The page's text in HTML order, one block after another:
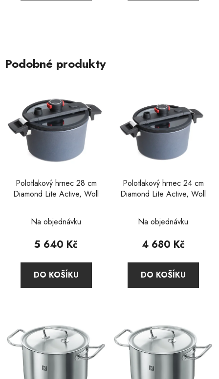
Podobné produkty
Polotlakový hrnec 28 cm
Diamond Lite Active, Woll
hodnocení
produktu
2,0
z
Na objednávku
5 640 Kč
DO KOŠÍKU
Polotlakový hrnec 24 cm
Diamond Lite Active, Woll
hodnocení
produktu
5,0
z
Na objednávku
4 680 Kč
DO KOŠÍKU